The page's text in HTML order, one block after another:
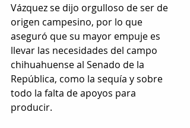
Vázquez se dijo orgulloso de ser de
origen campesino, por lo que
aseguró que su mayor empuje es
llevar las necesidades del campo
chihuahuense al Senado de la
República, como la sequía y sobre
todo la falta de apoyos para
producir.